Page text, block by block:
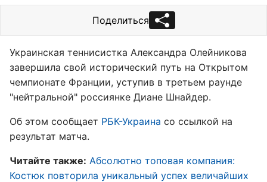
Поделиться
Украинская теннисистка Александра Олейникова
завершила свой исторический путь на Открытом
чемпионате Франции, уступив в третьем раунде
"нейтральной" россиянке Диане Шнайдер.
Об этом сообщает РБК-Украина со ссылкой на
результат матча.
Читайте также: Абсолютно топовая компания:
Костюк повторила уникальный успех величайших